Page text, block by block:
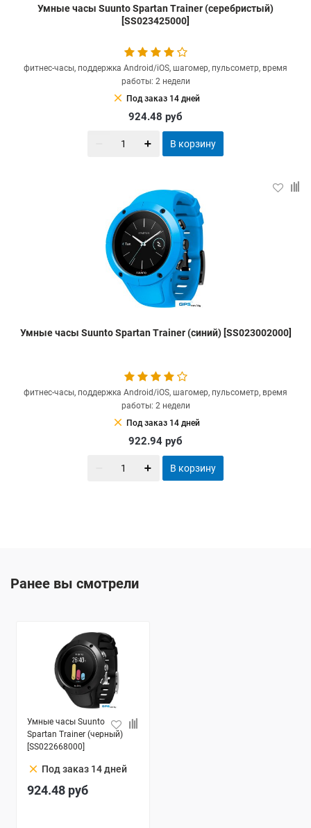
Умные часы Suunto Spartan Trainer (серебристый)
[SS023425000]
фитнес-часы, поддержка Android/iOS, шагомер, пульсометр, время
работы: 2 недели
clear Под заказ 14 дней
924.48 руб
В корзину
Умные часы Suunto Spartan Trainer (синий) [SS023002000]
фитнес-часы, поддержка Android/iOS, шагомер, пульсометр, время
работы: 2 недели
clear Под заказ 14 дней
922.94 руб
В корзину
Ранее вы смотрели
Умные часы Suunto
Spartan Trainer (черный)
[SS022668000]
clear Под заказ 14 дней
924.48 руб